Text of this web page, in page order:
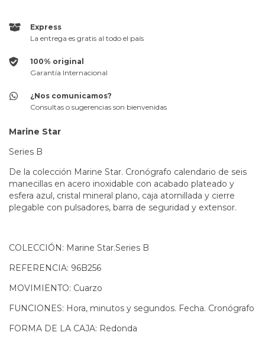
Express
La entrega es gratis al todo el país
100% original
Garantía Internacional
¿Nos comunicamos?
Consultas o sugerencias son bienvenidas
Marine Star
Series B
De la colección Marine Star. Cronógrafo calendario de seis
manecillas en acero inoxidable con acabado plateado y
esfera azul, cristal mineral plano, caja atornillada y cierre
plegable con pulsadores, barra de seguridad y extensor.
COLECCIÓN: Marine Star.Series B
REFERENCIA: 96B256
MOVIMIENTO: Cuarzo
FUNCIONES: Hora, minutos y segundos. Fecha. Cronógrafo
FORMA DE LA CAJA: Redonda